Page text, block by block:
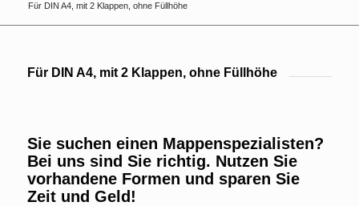
Für DIN A4, mit 2 Klappen, ohne Füllhöhe
Für DIN A4, mit 2 Klappen, ohne Füllhöhe
Sie suchen einen Mappenspezialisten?
Bei uns sind Sie richtig. Nutzen Sie
vorhandene Formen und sparen Sie
Zeit und Geld!